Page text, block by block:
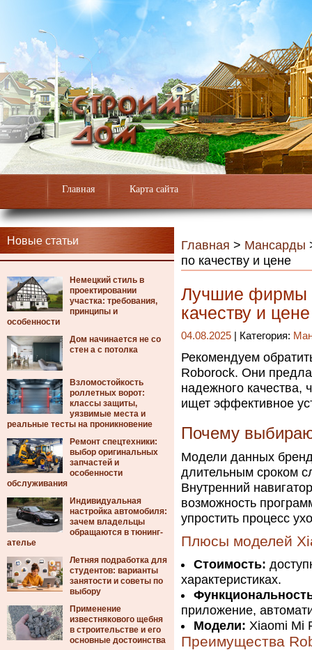
Главная Карта сайта
Новые статьи
Немецкий стиль в
проектировании
участка: требования,
принципы и
особенности
Дом начинается не со
стен а с потолка
Взломостойкость
роллетных ворот:
классы защиты,
уязвимые места и
реальные тесты на проникновение
Ремонт спецтехники:
выбор оригинальных
запчастей и
особенности
обслуживания
Индивидуальная
настройка автомобиля:
зачем владельцы
обращаются в тюнинг-
ателье
Летняя подработка для
студентов: варианты
занятости и советы по
выбору
Применение
известнякового щебня
в строительстве и его
основные достоинства
Главная > Мансарды
по качеству и цене
Лучшие фирмы
качеству и цене
04.08.2025 | Категория:
Рекомендуем
Roborock. Они
надежного качества,
ищет эффективное
Почему
Модели данных
длительным сроком
Внутренний
возможность
упростить процесс
Плюсы моделей
Стоимость:
характеристиках.
приложение,
Модели: Xiaomi Mi
Преимущества